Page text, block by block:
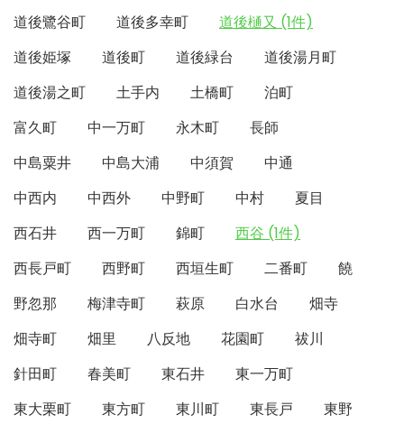
道後鷺谷町
道後多幸町
道後樋又 (1件)
道後姫塚
道後町 道後緑台
道後湯月町
道後湯之町
土手内 土橋町
泊町
富久町
中一万町 永木町
長師
中島粟井
中島大浦 中須賀
中通
中西内
中西外 中野町 中村
夏目
西石井
西一万町 錦町
西谷 (1件)
西長戸町
西野町 西垣生町 二番町
饒
野忽那
梅津寺町 萩原 白水台
畑寺
畑寺町
畑里 八反地 花園町
祓川
針田町
春美町 東石井
東一万町
東大栗町
東方町 東川町 東長戸
東野